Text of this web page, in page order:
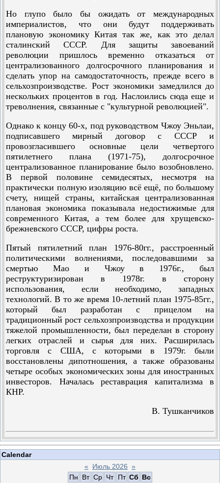
Но глупо было бы ожидать от международных
империалистов, что они будут поддерживать
плановую экономику Китая так же, как это делал
сталинский СССР. Для защиты завоеваний
революции пришлось временно отказаться от
централизованного долгосрочного планирования и
сделать упор на самодостаточность, прежде всего в
сельхозпроизводстве. Рост экономики замедлился до
нескольких процентов в год. Наслоились сюда еще и
треволнения, связанные с "культурной революцией".
Однако к концу 60-х, под руководством Чжоу Эньлаи,
подписавшего мирный договор с СССР и
провозгласившего основные цели четвертого
пятилетнего плана (1971-75), долгосрочное
централизованное планирование было возобновлено.
В первой половине семидесятых, несмотря на
практически полную изоляцию всё ещё, по большому
счету, нищей страны, китайская централизованная
плановая экономика показывала недостижимые для
современного Китая, а тем более для хрущевско-
брежневского СССР, цифры роста.
Пятый пятилетний план 1976-80гг., расстроенный
политическими волнениями, последовавшими за
смертью Мао и Чжоу в 1976г., был
реструктуризирован в 1978г. в сторону
использования, если необходимо, западных
технологий. В то же время 10-летний план 1975-85гг.,
который был разработан с прицелом на
традиционный рост сельхозпроизводства и продукции
тяжелой промышленности, был переделан в сторону
легких отраслей и сырья для них. Расширилась
торговля с США, с которыми в 1979г. были
восстановлены дипотношения, а также образованы
четыре особых экономических зоны для иностранных
инвесторов. Началась реставрация капитализма в
КНР.
В. Тушканчиков
Calendar
«
Июль 2026 »
Пн
Вт Ср Чт Пт Сб Вс